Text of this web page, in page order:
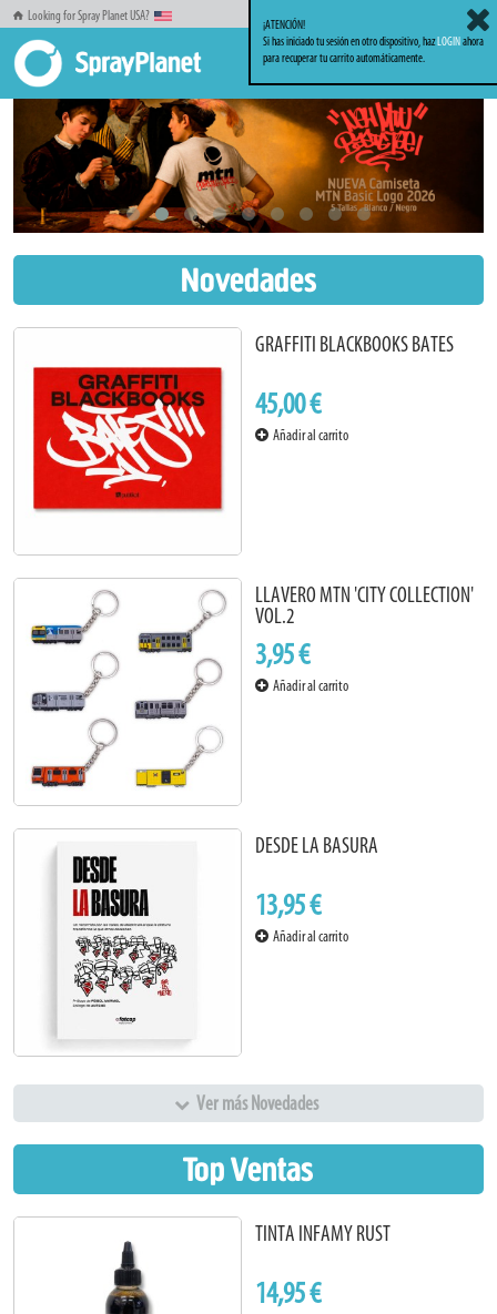
Looking for Spray Planet USA?
Novedades
GRAFFITI BLACKBOOKS BATES
45,00 €
Añadir al carrito
LLAVERO MTN 'CITY COLLECTION'
VOL.2
3,95 €
Añadir al carrito
DESDE LA BASURA
13,95 €
Añadir al carrito
Ver más Novedades
Top Ventas
TINTA INFAMY RUST
14,95 €
¡ATENCIÓN!
Si has iniciado tu sesión en otro dispositivo, hazLOGINahora
para recuperar tu carrito automáticamente.